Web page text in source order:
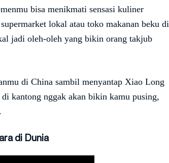
bisa menikmati sensasi kuliner
lokal atau toko makanan beku di
jadi oleh-oleh yang bikin orang takjub
di China sambil menyantap Xiao Long
kantong nggak akan bikin kamu pusing,
di Dunia